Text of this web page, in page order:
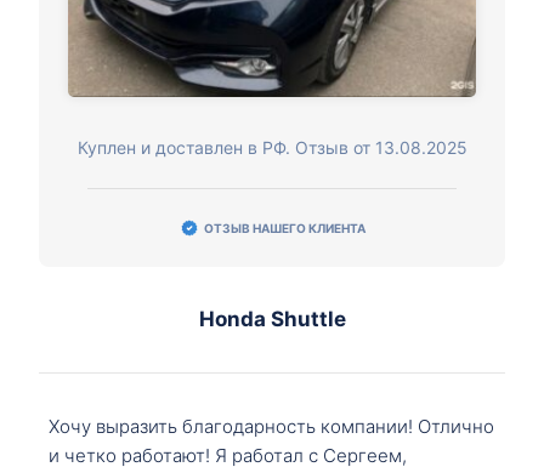
Куплен и доставлен в РФ. Отзыв от 13.08.2025
ОТЗЫВ НАШЕГО КЛИЕНТА
Honda Shuttle
Хочу выразить благодарность компании! Отлично
и четко работают! Я работал с Сергеем,